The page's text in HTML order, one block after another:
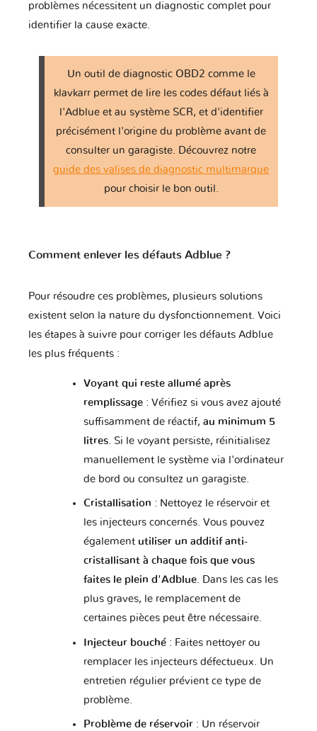
Mitsubishi
Opel Perodua Peugeot
Saab Samsung Saturn
Scion Seat Secma
Skoda Smart Ssangyong
Suzuki
Moto
Tagaz Tata Tesla
Toyota Triumph UAZ
VINFAST Vauxhall Volkswagen
problèmes nécessitent un diagnostic complet pour
identifier la cause exacte.
Un outil de diagnostic OBD2 comme le
klavkarr permet de lire les codes défaut liés à
l'Adblue et au système SCR, et d'identifier
précisément l'origine du problème avant de
consulter un garagiste. Découvrez notre
guide des valises de diagnostic multimarque
pour choisir le bon outil.
Comment enlever les défauts Adblue ?
Pour résoudre ces problèmes, plusieurs solutions
existent selon la nature du dysfonctionnement. Voici
les étapes à suivre pour corriger les défauts Adblue
les plus fréquents :
Voyant qui reste allumé après
remplissage: Vérifiez si vous avez ajouté
suffisamment de réactif, au minimum 5
litres. Si le voyant persiste, réinitialisez
manuellement le système via l'ordinateur
de bord ou consultez un garagiste.
Cristallisation : Nettoyez le réservoir et
les injecteurs concernés. Vous pouvez
également utiliser un additif anti-
cristallisant à chaque fois que vous
faites le plein d'Adblue. Dans les cas les
plus graves, le remplacement de
certaines pièces peut être nécessaire.
Injecteur bouché: Faites nettoyer ou
remplacer les injecteurs défectueux. Un
entretien régulier prévient ce type de
problème.
Problème de réservoir: Un réservoir